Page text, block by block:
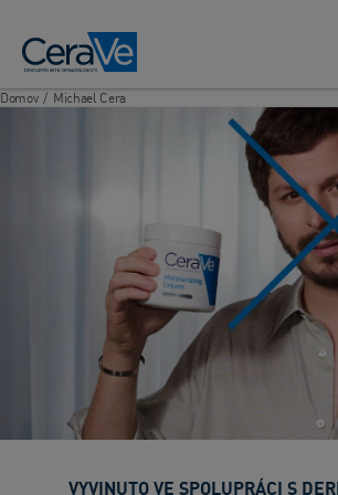
Vyhledávat
Domov / Michael Cera
VYVINUTO VE SPOLUPRÁCI S